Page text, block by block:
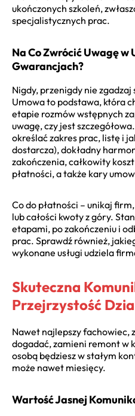
ukończonych szkoleń,
specjalistycznych prac.
Na Co Zwrócić Uwagę w
Gwarancjach?
Nigdy, przenigdy nie zgadzaj
Umowa to podstawa, która
etapie rozmów wstępnych
uwagę, czy jest
określać zakres prac, listę i
dostarcza), dokładny
zakończenia, całkowity
płatności, a także kary
Co do płatności – unikaj
lub całości kwoty z góry.
etapami, po zakończeniu i
prac. Sprawdź również,
wykonane usługi udziela
Skuteczna
Przejrzystość
Nawet najlepszy fachowiec,
dogadać, zamieni remont w
osobą będziesz w stałym
może nawet miesięcy.
Wartość Jasnej